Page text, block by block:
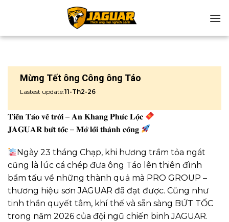
Mừng Tết ông Công ông Táo
Lastest update:11-Th2-26
𝐓𝐢𝐞̂̃𝐧 𝐓𝐚́𝐨 𝐯𝐞̂̀ 𝐭𝐫𝐨̛̀𝐢 – 𝐀𝐧 𝐊𝐡𝐚𝐧𝐠 𝐏𝐡𝐮́𝐜 𝐋𝐨̣̂𝐜
𝐉𝐀𝐆𝐔𝐀𝐑 𝐛𝐮̛́𝐭 𝐭𝐨̂́𝐜 – 𝐌𝐨̛̉ 𝐥𝐨̂́𝐢 𝐭𝐡𝐚̀𝐧𝐡 𝐜𝐨̂𝐧𝐠
Ngày 23 tháng Chạp, khi hương trầm tỏa ngát
cũng là lúc cá chép đưa ông Táo lên thiên đình
bẩm tấu về những thành quả mà PRO GROUP –
thương hiệu sơn JAGUAR đã đạt được. Cũng như
tinh thần quyết tâm, khí thế và sẵn sàng BỨT TỐC
trong năm 2026 của đội ngũ chiến binh JAGUAR.